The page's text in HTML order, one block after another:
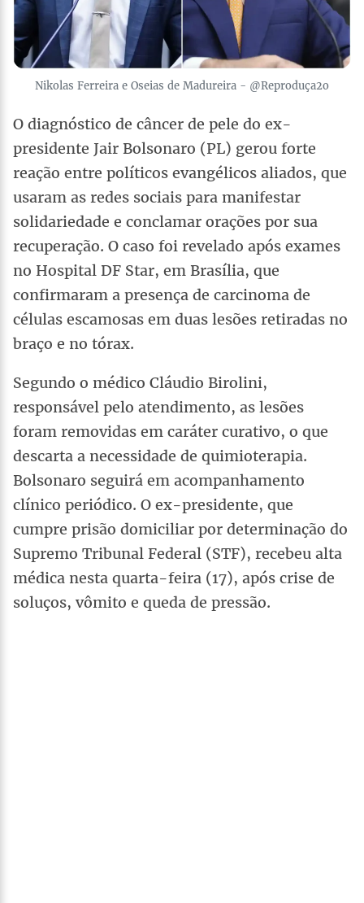
Nikolas Ferreira e Oseias de Madureira - @Reproduça2o
O diagnóstico de câncer de pele do ex-
presidente Jair Bolsonaro (PL) gerou forte
reação entre políticos evangélicos aliados, que
usaram as redes sociais para manifestar
solidariedade e conclamar orações por sua
recuperação. O caso foi revelado após exames
no Hospital DF Star, em Brasília, que
confirmaram a presença de carcinoma de
células escamosas em duas lesões retiradas no
braço e no tórax.
Segundo o médico Cláudio Birolini,
responsável pelo atendimento, as lesões
foram removidas em caráter curativo, o que
descarta a necessidade de quimioterapia.
Bolsonaro seguirá em acompanhamento
clínico periódico. O ex-presidente, que
cumpre prisão domiciliar por determinação do
Supremo Tribunal Federal (STF), recebeu alta
médica nesta quarta-feira (17), após crise de
soluços, vômito e queda de pressão.